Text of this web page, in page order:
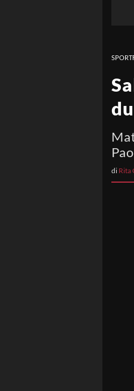
di Rita